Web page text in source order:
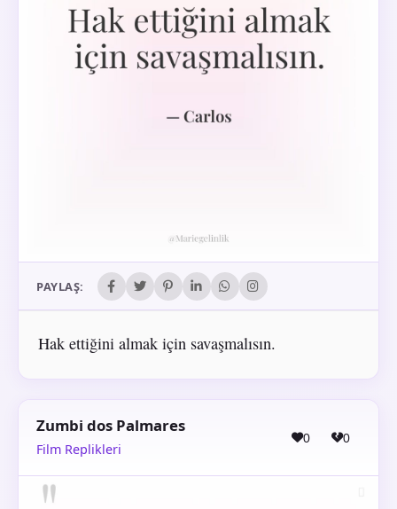
PAYLAŞ:
Hak ettiğini almak için savaşmalısın.
Zumbi dos Palmares
Film Replikleri
0 0